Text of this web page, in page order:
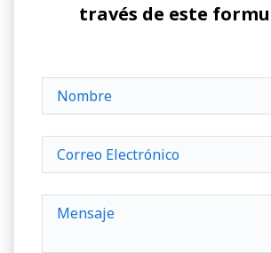
través de este